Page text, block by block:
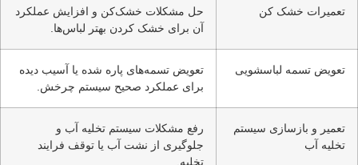
تعمیرات خشک کن
حل مشکلات خشک‌کن و افزایش عملکرد
آن برای خشک کردن بهتر لباس‌ها.
تعویض تسمه لباسشویی
تعویض تسمه‌های پاره شده یا آسیب دیده
برای عملکرد صحیح سیستم چرخش.
تعمیر و بازسازی سیستم
تخلیه آب
رفع مشکلات سیستم تخلیه آب و
جلوگیری از نشت آب یا توقف فرایند
تخلیه.